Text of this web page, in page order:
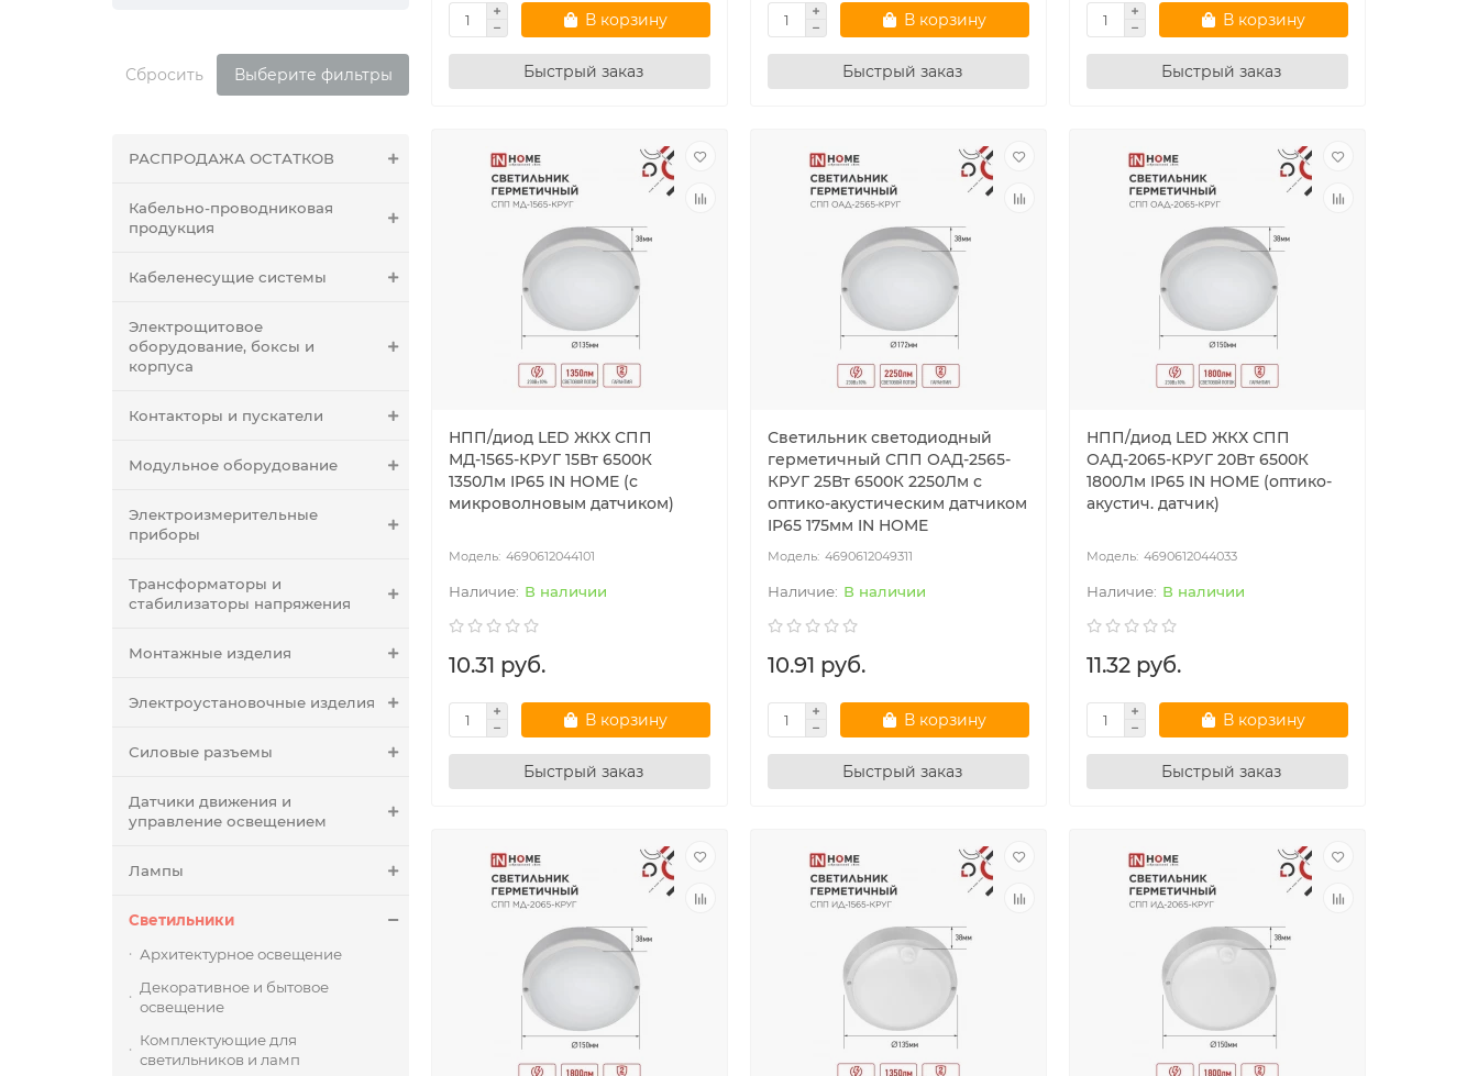
Сбросить Выберите фильтры
РАСПРОДАЖА ОСТАТКОВ
Кабельно-проводниковая
продукция
Кабеленесущие системы
Электрощитовое
оборудование, боксы и
корпуса
Контакторы и пускатели
Модульное оборудование
Электроизмерительные
приборы
Трансформаторы и
стабилизаторы напряжения
Монтажные изделия
Электроустановочные изделия
Силовые разъемы
Датчики движения и
управление освещением
Лампы
Светильники
Архитектурное освещение
Декоративное и бытовое
освещение
Комплектующие для
светильников и ламп
В корзину
Быстрый заказ
В корзину
Быстрый заказ
В корзину
Быстрый заказ
НПП/диод LED ЖКХ СПП
МД-1565-КРУГ 15Вт 6500К
1350Лм IP65 IN HOME (с
микроволновым датчиком)
4690612044101
В наличии
10.31 руб.
В корзину
Быстрый заказ
Светильник светодиодный
герметичный СПП ОAД-2565-
КРУГ 25Вт 6500К 2250Лм с
оптико-акустическим датчиком
IP65 175мм IN HOME
4690612049311
В наличии
10.91 руб.
В корзину
Быстрый заказ
НПП/диод LED ЖКХ СПП
ОAД-2065-КРУГ 20Вт 6500К
1800Лм IP65 IN HOME (оптико-
акустич. датчик)
4690612044033
В наличии
11.32 руб.
В корзину
Быстрый заказ